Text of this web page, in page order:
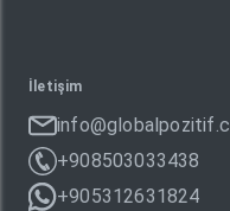
İletişim
+908503033438
+905312631824